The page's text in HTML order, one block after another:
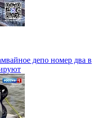
депо номер два в